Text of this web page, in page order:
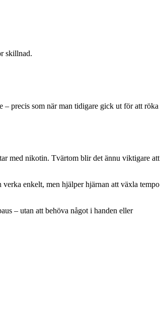
skillnad.
precis som när man tidigare gick ut för att röka
med nikotin. Tvärtom blir det ännu viktigare att
enkelt, men hjälper hjärnan att växla tempo
– utan att behöva något i handen eller